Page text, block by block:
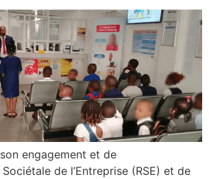
engagement et de
de l’Entreprise (RSE) et de